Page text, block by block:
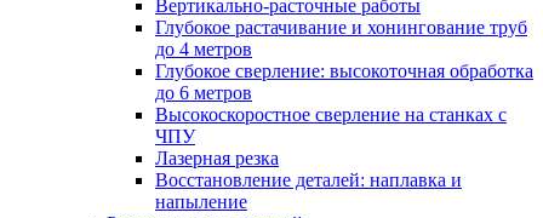
Вертикально-расточные работы
Глубокое растачивание и хонингование труб
до 4 метров
Глубокое сверление: высокоточная обработка
до 6 метров
Высокоскоростное сверление на станках с
ЧПУ
Лазерная резка
Восстановление деталей: наплавка и
напыление